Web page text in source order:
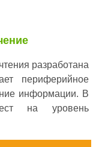
разработана
периферийное
информации. В
на уровень